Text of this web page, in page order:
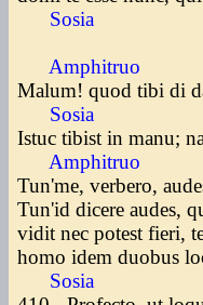
Sosia
Vera
Amphitruo
Malum! quod tibi di
Sosia
Istuc tibist in manu;
Amphitruo
Tun'me, verbero,
Tun'id dicere audes,
vidit nec potest fieri,
homo idem duobus
Sosia